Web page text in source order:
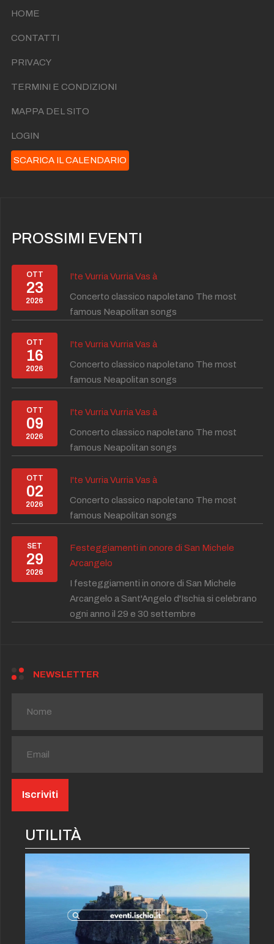
HOME
CONTATTI
PRIVACY
TERMINI E CONDIZIONI
MAPPA DEL SITO
LOGIN
SCARICA IL CALENDARIO
PROSSIMI EVENTI
OTT
23
2026
I'te Vurria Vurria Vas à
Concerto classico napoletano The most
famous Neapolitan songs
OTT
16
2026
I'te Vurria Vurria Vas à
Concerto classico napoletano The most
famous Neapolitan songs
OTT
09
2026
I'te Vurria Vurria Vas à
Concerto classico napoletano The most
famous Neapolitan songs
OTT
02
2026
I'te Vurria Vurria Vas à
Concerto classico napoletano The most
famous Neapolitan songs
SET
29
2026
Festeggiamenti in onore di San Michele
Arcangelo
I festeggiamenti in onore di San Michele
Arcangelo a Sant'Angelo d'Ischia si celebrano
ogni anno il 29 e 30 settembre
NEWSLETTER
UTILITÀ